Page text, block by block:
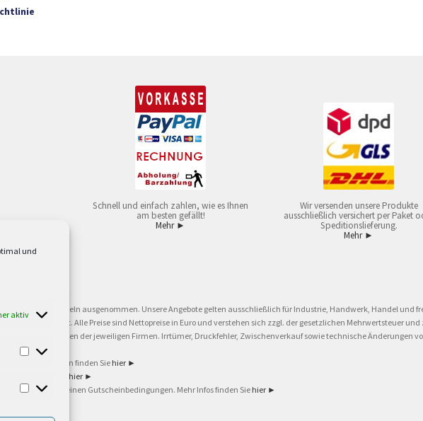
und
aktiv
Schnell und einfach zahlen, wie es Ihnen
am besten gefällt!
Mehr ►
Wir versenden unsere Produkte
ausschließlich versichert per Paket
Speditionslieferung.
Mehr ►
Nettowarenwert. Inseln ausgenommen. Unsere Angebote gelten ausschließlich für Industrie, Handwerk, Handel und
Verkauf an privat. Alle Preise sind Nettopreise in Euro und verstehen sich zzgl. der gesetzlichen Mehrwertsteuer
Warenzeichen der jeweiligen Firmen. Irrtümer, Druckfehler, Zwischenverkauf sowie technische Änderungen
finden Sie hier ►
hier ►
unsere allgemeinen Gutscheinbedingungen. Mehr Infos finden Sie hier ►